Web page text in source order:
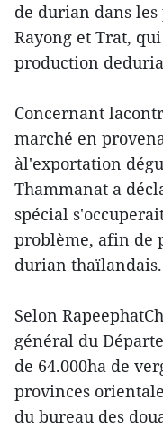
de durian dans
Rayong et Trat,
production
Concernant
marché en
àl'exportation
Thammanat a
spécial
problème, afin de
durian thaïlandais.
Selon
général du
de 64.000ha de
provinces
du bureau des